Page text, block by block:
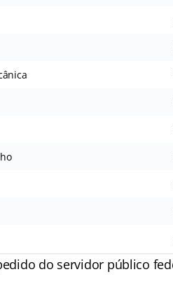
do servidor público